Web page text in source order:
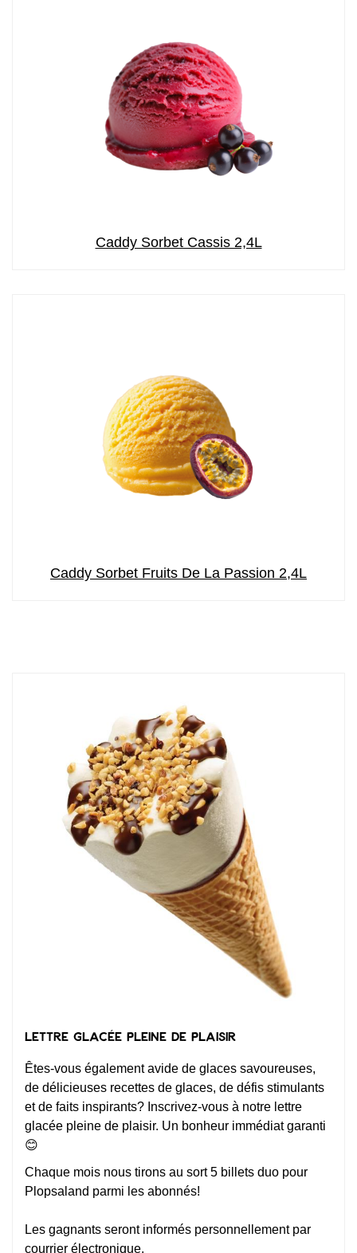
Caddy Sorbet Cassis 2,4L
Caddy Sorbet Fruits De La Passion 2,4L
Lettre glacée pleine de plaisir
Êtes-vous également avide de glaces savoureuses,
de délicieuses recettes de glaces, de défis stimulants
et de faits inspirants? Inscrivez-vous à notre lettre
glacée pleine de plaisir. Un bonheur immédiat garanti
😊
Chaque mois nous tirons au sort 5 billets duo pour
Plopsaland parmi les abonnés!
Les gagnants seront informés personnellement par
courrier électronique.